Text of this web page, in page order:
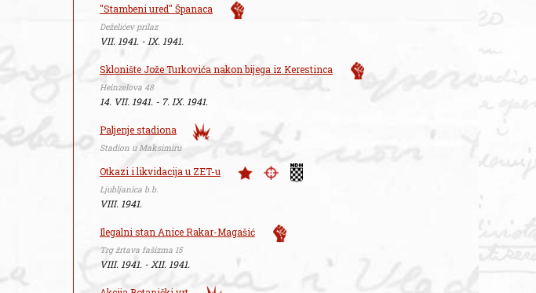
"Stambeni ured" Španaca
Deželićev prilaz
VII. 1941. - IX. 1941.
Sklonište Jože Turkovića nakon bijega iz Kerestinca
Heinzelova 48
14. VII. 1941. - 7. IX. 1941.
Paljenje stadiona
Stadion u Maksimiru
Otkazi i likvidacija u ZET-u
Ljubljanica b.b.
VIII. 1941.
Ilegalni stan Anice Rakar-Magašić
Trg žrtava fašizma 15
VIII. 1941. - XII. 1941.